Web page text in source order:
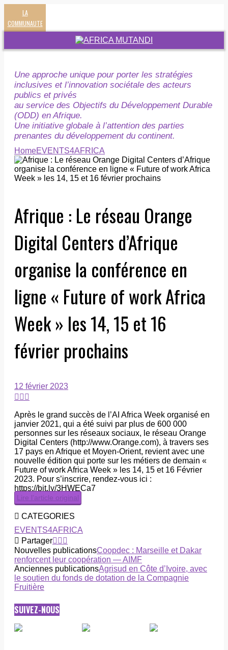
LA
COMMUNAUTE
Une approche unique pour porter les stratégies
inclusives et l’innovation sociétale des acteurs
publics et privés
au service des Objectifs du Développement Durable
(ODD) en Afrique.
Une initiative globale à l’attention des parties
prenantes du développement du continent.
HomeEVENTS4AFRICA
Afrique : Le réseau Orange
Digital Centers d’Afrique
organise la conférence en
ligne « Future of work Africa
Week » les 14, 15 et 16
février prochains
12 février 2023
Après le grand succès de l’AI Africa Week organisé en
janvier 2021, qui a été suivi par plus de 600 000
personnes sur les réseaux sociaux, le réseau Orange
Digital Centers (http://www.Orange.com), à travers ses
17 pays en Afrique et Moyen-Orient, revient avec une
nouvelle édition qui porte sur les métiers de demain «
Future of work Africa Week » les 14, 15 et 16 Février
2023. Pour s’inscrire, rendez-vous ici :
https://bit.ly/3HWECa7
Lire l’article original
CATEGORIES
EVENTS4AFRICA
Partager
Nouvelles publicationsCoopdec : Marseille et Dakar
renforcent leur coopération — AIMF
Anciennes publicationsAgrisud en Côte d’Ivoire, avec
le soutien du fonds de dotation de la Compagnie
Fruitière
SUIVEZ-NOUS